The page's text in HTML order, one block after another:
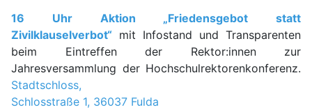
16 Uhr Aktion „Friedensgebot statt
Zivilklauselverbot“ mit Infostand und Transparenten
beim Eintreffen der Rektor:innen zur
Jahresversammlung der Hochschulrektorenkonferenz.
Stadtschloss,
Schlosstraße 1, 36037 Fulda